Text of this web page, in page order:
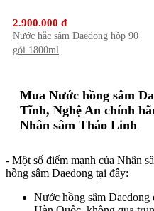
2.900.000 đ
Nước hắc sâm Daedong hộp 90
gói 1800ml
Mua Nước hồng sâm
Tĩnh, Nghệ An chính
Nhân sâm Thảo Linh
- Một số điểm mạnh của Nhân
hồng sâm Daedong tại đây:
Nước hồng sâm